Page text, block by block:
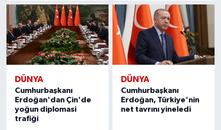
DÜNYA
Cumhurbaşkanı
Erdoğan'dan Çin'de
yoğun diplomasi
trafiği
DÜNYA
Cumhurbaşkanı
Erdoğan, Türkiye'nin
net tavrını yineledi